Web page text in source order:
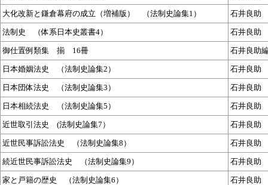
大化改新と鎌倉幕府の成立（増補版） （法制史論集1） 石井良助
法制史 （体系日本史叢書4） 石井良助
御仕置例類集 揃 16冊 石井良助
日本婚姻法史 （法制史論集2） 石井良助
日本団体法史 （法制史論集3） 石井良助
日本相続法史 （法制史論集5） 石井良助
近世取引法史 (法制史論集7） 石井良助
近世民事訴訟法史 （法制史論集8） 石井良助
続近世民事訴訟法史 （法制史論集9） 石井良助
家と戸籍の歴史 （法制史論集6） 石井良助